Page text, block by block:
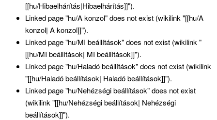
[[hu/Hibaelhárítás|Hibaelhárítás]]").
Linked page "hu/A konzol" does not exist (wikilink "[[hu/A
konzol| A konzol]]").
Linked page "hu/MI beállítások" does not exist (wikilink "
[[hu/MI beállítások| MI beállítások]]").
Linked page "hu/Haladó beállítások" does not exist (wikilink
"[[hu/Haladó beállítások| Haladó beállítások]]").
Linked page "hu/Nehézségi beállítások" does not exist
(wikilink "[[hu/Nehézségi beállítások| Nehézségi
beállítások]]").